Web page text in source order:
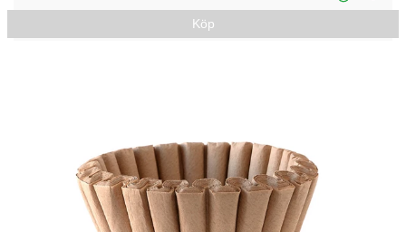
Köp